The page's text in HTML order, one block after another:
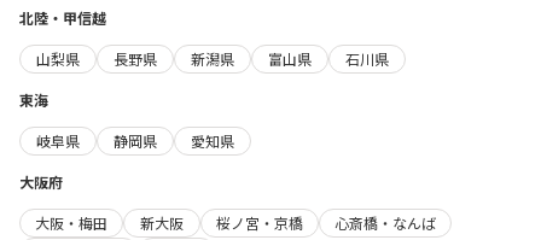
北陸・甲信越
山梨県
長野県 新潟県 富山県
石川県
東海
岐阜県
静岡県
愛知県
大阪府
大阪・梅田
新大阪 桜ノ宮・京橋
心斎橋・なんば